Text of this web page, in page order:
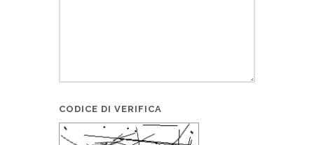
CODICE DI VERIFICA